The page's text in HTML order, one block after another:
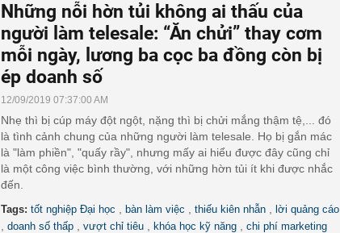
Những nỗi hờn tủi không ai thấu của
người làm telesale: “Ăn chửi” thay cơm
mỗi ngày, lương ba cọc ba đồng còn bị
ép doanh số
12/09/2019 07:37:00 AM
Nhẹ thì bị cúp máy đột ngột, nặng thì bị chửi mắng thậm tệ,... đó
là tình cảnh chung của những người làm telesale. Họ bị gắn mác
là "làm phiền", "quấy rầy", nhưng mấy ai hiểu được đây cũng chỉ
là một công việc bình thường, với những hờn tủi ít khi được nhắc
đến.
Tags: tốt nghiệp Đại học bàn làm việc thiếu kiên nhẫn lời quảng cáo
doanh số thấp vượt chỉ tiêu khóa học kỹ năng chi phí marketing